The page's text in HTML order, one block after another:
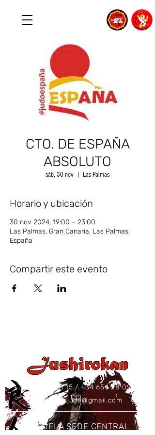
CTO. DE ESPAÑA
ABSOLUTO
sáb, 30 nov Las Palmas
Horario y ubicación
30 nov 2024, 19:00 – 23:00
Las Palmas, Gran Canaria, Las Palmas,
España
Compartir este evento
+34 637 86 43 15/+34 654 28 09 73
jushirokanjudo@gmail.com
ESCUELA SEDE CENTRAL